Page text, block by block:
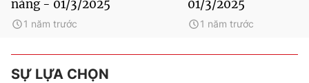
nàng - 01/3/2025
1 năm trước
01/3/2025
1 năm trước
SỰ LỰA CHỌN